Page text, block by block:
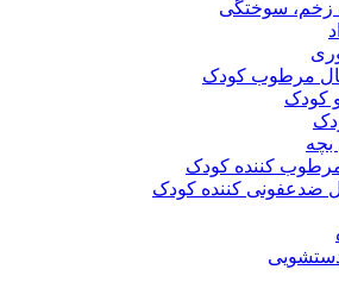
زخم، سوختگی
مرطوب کودک
کودک
کننده کودک
ضدعفونی کننده کودک